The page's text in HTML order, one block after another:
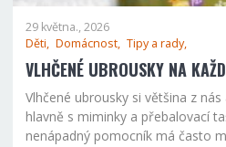
29 května., 2026
Děti, Domácnost, Tipy a rady,
VLHČENÉ UBROUSKY NA
Vlhčené ubrousky si většina z
hlavně s miminky a přebalovací
nenápadný pomocník má často